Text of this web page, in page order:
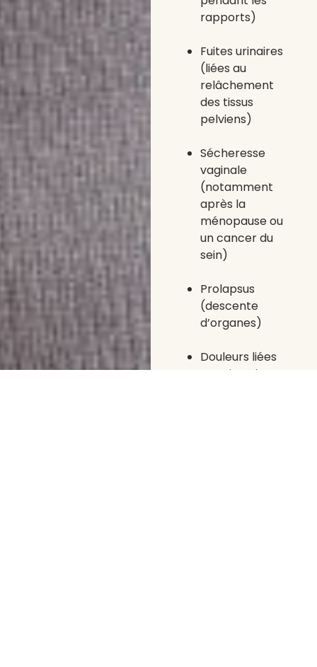
rapports)
Fuites urinaires
(liées au
relâchement
des tissus
pelviens)
Sécheresse
vaginale
(notamment
après la
ménopause ou
un cancer du
sein)
Prolapsus
(descente
d’organes)
Douleurs liées
aux cicatrices